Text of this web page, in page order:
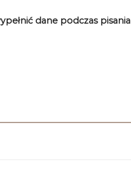
dane podczas pisania